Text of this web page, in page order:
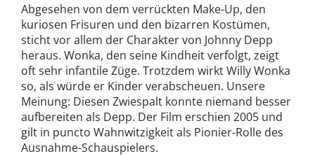
Abgesehen von dem verrückten Make-Up, den
kuriosen Frisuren und den bizarren Kostümen,
sticht vor allem der Charakter von Johnny Depp
heraus. Wonka, den seine Kindheit verfolgt, zeigt
oft sehr infantile Züge. Trotzdem wirkt Willy Wonka
so, als würde er Kinder verabscheuen. Unsere
Meinung: Diesen Zwiespalt konnte niemand besser
aufbereiten als Depp. Der Film erschien 2005 und
gilt in puncto Wahnwitzigkeit als Pionier-Rolle des
Ausnahme-Schauspielers.